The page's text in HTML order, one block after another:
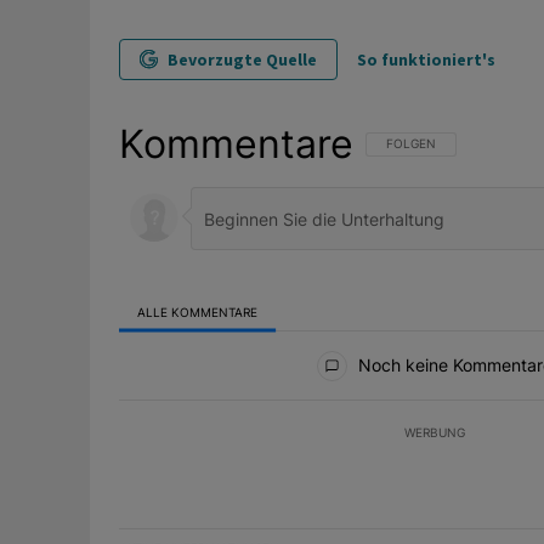
Bevorzugte Quelle So funktioniert's
Kommentare FOLGE DIESER
FOLGEN
ALLE KOMMENTARE
Noch keine
WERBUNG